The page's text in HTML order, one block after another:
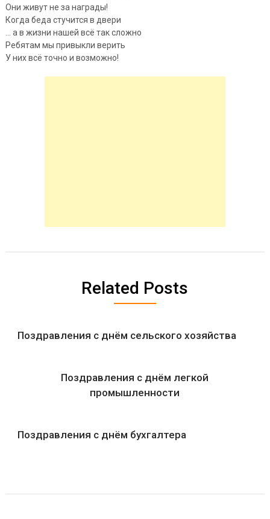
Они живут не за награды!
Когда беда стучится в двери
… а в жизни нашей всё так сложно
Ребятам мы привыкли верить
У них всё точно и возможно!
Related Posts
Поздравления с днём сельского хозяйства
Поздравления с днём легкой
промышленности
Поздравления с днём бухгалтера